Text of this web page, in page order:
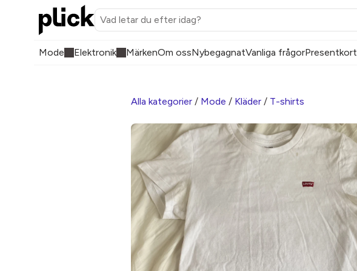
Mode Elektronik MärkenOm ossNybegagnatVanliga frågorPresentkort
Alla kategorier / Mode / Kläder / T-shirts